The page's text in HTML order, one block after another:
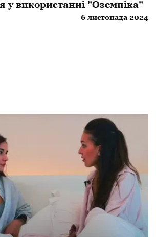
у використанні "Оземпіка"
6 листопада 2024